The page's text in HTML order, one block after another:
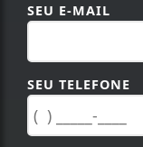
SEU E-MAIL
SEU TELEFONE